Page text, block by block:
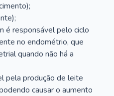
é responsável pelo ciclo
no endométrio, que
quando não há a
pela produção de leite
causar o aumento